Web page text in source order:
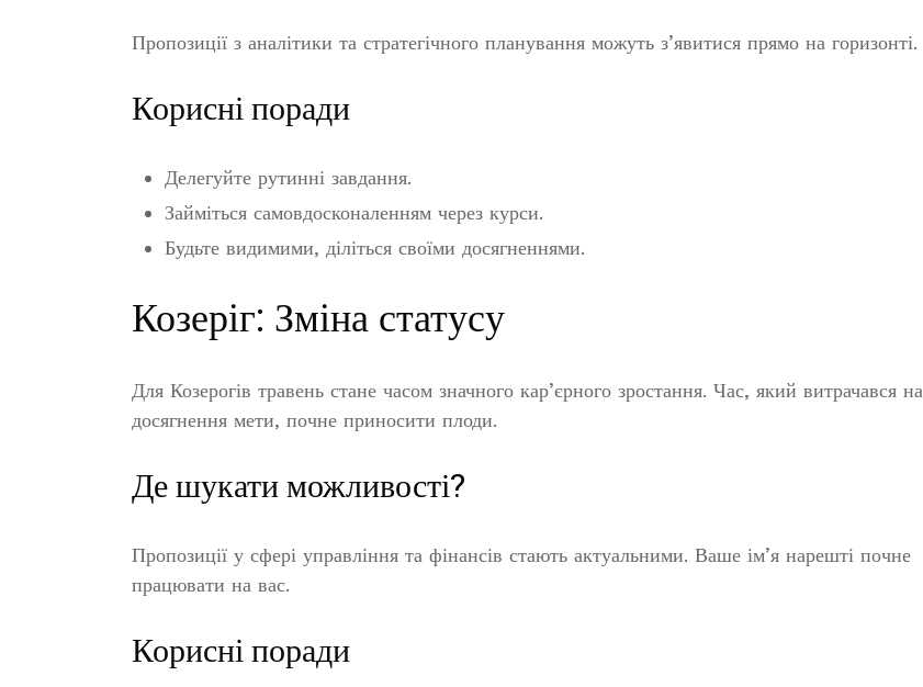
Пропозиції з аналітики та стратегічного планування можуть з’явитися прямо на горизонті.
Корисні поради
Делегуйте рутинні завдання.
Займіться самовдосконаленням через курси.
Будьте видимими, діліться своїми досягненнями.
Козеріг: Зміна статусу
Для Козерогів травень стане часом значного кар’єрного зростання. Час, який витрачався на
досягнення мети, почне приносити плоди.
Де шукати можливості?
Пропозиції у сфері управління та фінансів стають актуальними. Ваше ім’я нарешті почне
працювати на вас.
Корисні поради